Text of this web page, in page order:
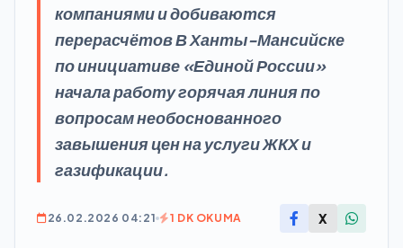
компаниями и добиваются
перерасчётов В Ханты-Мансийске
по инициативе «Единой России»
начала работу горячая линия по
вопросам необоснованного
завышения цен на услуги ЖКХ и
газификации.
26.02.2026 04:21 1 DK OKUMA X